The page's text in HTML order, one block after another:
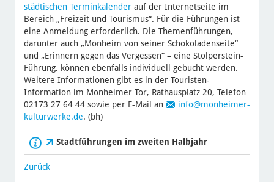
städtischen Terminkalenderauf der Internetseite im
Bereich „Freizeit und Tourismus“. Für die Führungen ist
eine Anmeldung erforderlich. Die Themenführungen,
darunter auch „Monheim von seiner Schokoladenseite“
und „Erinnern gegen das Vergessen“ – eine Stolperstein-
Führung, können ebenfalls individuell gebucht werden.
Weitere Informationen gibt es in der Touristen-
Information im Monheimer Tor, Rathausplatz 20, Telefon
02173 27 64 44 sowie per E-Mail an
info@monheimer-
kulturwerke.de. (bh)
Stadtführungen im zweiten Halbjahr
Zurück